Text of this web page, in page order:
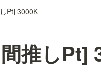
Pt] 3000K
推しPt]